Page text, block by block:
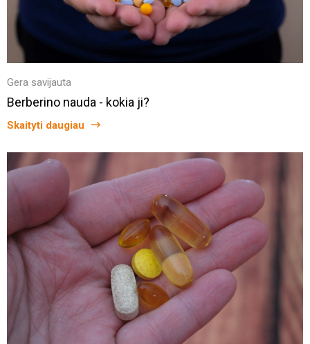
Gera savijauta
Berberino nauda - kokia ji?
Skaityti daugiau